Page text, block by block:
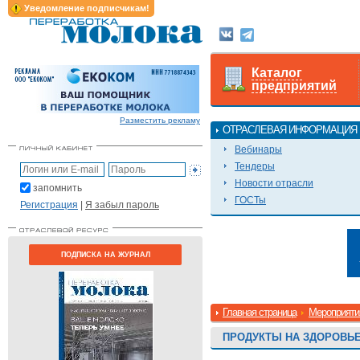
Уведомление подписчикам!
Разместить рекламу
запомнить
Регистрация | Я забыл пароль
ПОДПИСКА НА ЖУРНАЛ
Каталог
предприятий
ОТРАСЛЕВАЯ ИНФОРМАЦИЯ
Вебинары
Тендеры
Новости отрасли
ГОСТы
Главная страница
ПРОДУКТЫ НА ЗДОРОВЬЕ